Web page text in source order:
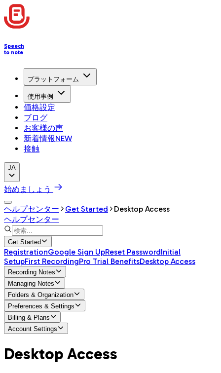
Speech
to note
プラットフォーム
使用事例
価格設定
ブログ
お客様の声
新着情報NEW
接触
JA
始めましょう
ヘルプセンター Get Started
Desktop Access
ヘルプセンター
Get Started
RegistrationGoogle Sign UpReset PasswordInitial
SetupFirst RecordingPro Trial BenefitsDesktop Access
Recording Notes
Managing Notes
Folders & Organization
Preferences & Settings
Billing & Plans
Account Settings
Desktop Access